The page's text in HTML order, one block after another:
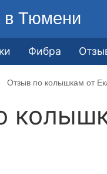
в Тюмени
Фибра
Отзыв по колышкам от